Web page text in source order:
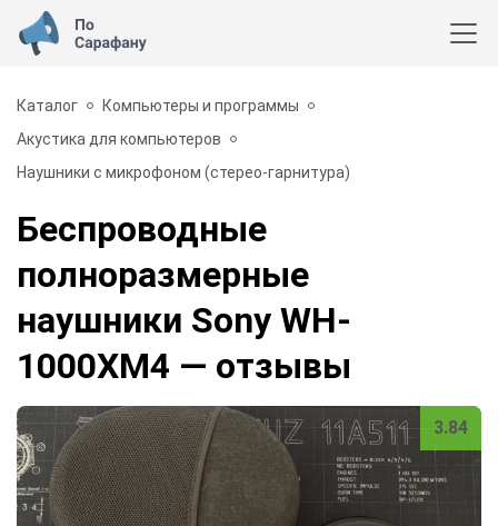
Каталог
Компьютеры и программы
Акустика для компьютеров
Наушники с микрофоном (стерео-гарнитура)
Беспроводные
полноразмерные
наушники Sony WH-
1000XM4 — отзывы
3.84